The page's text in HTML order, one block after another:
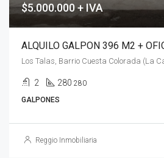
$5.000.000 + IVA
2 280 280
GALPONES
Reggio Inmobiliaria